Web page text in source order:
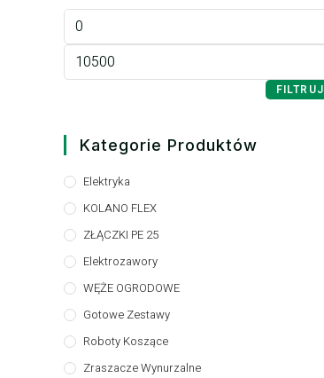
FILTRUJ
Kategorie Produktów
Elektryka
KOLANO FLEX
ZŁĄCZKI PE 25
Elektrozawory
WĘŻE OGRODOWE
Gotowe Zestawy
Roboty Koszące
Zraszacze Wynurzalne